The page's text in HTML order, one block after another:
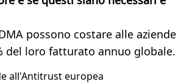
possono costare alle aziende
del loro fatturato annuo globale.
all'Antitrust europea